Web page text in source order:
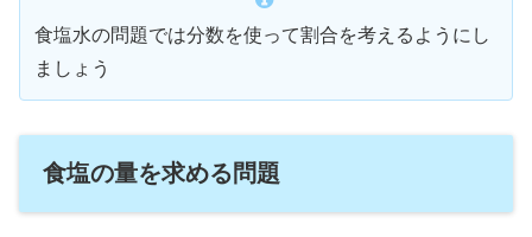
食塩水の問題では分数を使って割合を考えるようにし
ましょう
食塩の量を求める問題